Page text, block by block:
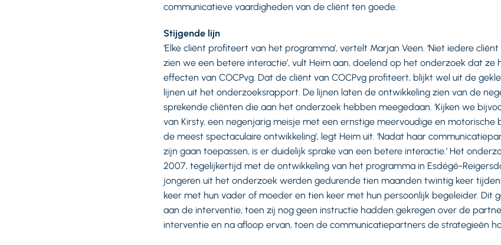
communicatieve vaardigheden van de cliënt ten goede.
Stijgende lijn
‘Elke cliënt profiteert van het programma’, vertelt Marjan Veen. ‘Niet iedere
zien we een betere interactie’, vult Heim aan, doelend op het onderzoek dat
effecten van COCPvg. Dat de cliënt van COCPvg profiteert, blijkt wel uit de
lijnen uit het onderzoeksrapport. De lijnen laten de ontwikkeling zien van de
sprekende cliënten die aan het onderzoek hebben meegedaan. ‘Kijken we
van Kirsty, een negenjarig meisje met een ernstige meervoudige en
de meest spectaculaire ontwikkeling’, legt Heim uit. ‘Nadat haar
zijn gaan toepassen, is er duidelijk sprake van een betere interactie.’ Het
2007, tegelijkertijd met de ontwikkeling van het programma in Esdégé-
jongeren uit het onderzoek werden gedurende tien maanden twintig keer
keer met hun vader of moeder en tien keer met hun persoonlijk begeleider. Dit
aan de interventie, toen zij nog geen instructie hadden gekregen over de
interventie en na afloop ervan, toen de communicatiepartners de strategieën